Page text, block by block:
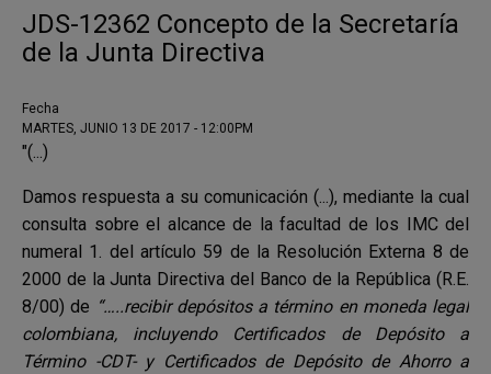
JDS-12362 Concepto de la Secretaría
de la Junta Directiva
Fecha
MARTES, JUNIO 13 DE 2017 - 12:00PM
"(...)
Damos respuesta a su comunicación (...), mediante la cual
consulta sobre el alcance de la facultad de los IMC del
numeral 1. del artículo 59 de la Resolución Externa 8 de
2000 de la Junta Directiva del Banco de la República (R.E.
8/00) de “…..recibir depósitos a término en moneda legal
colombiana, incluyendo Certificados de Depósito a
Término -CDT- y Certificados de Depósito de Ahorro a